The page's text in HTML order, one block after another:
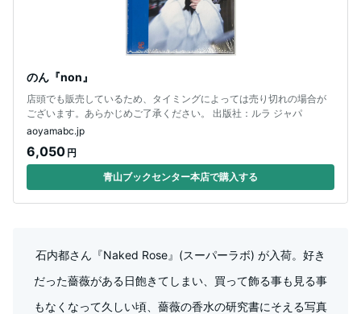
のん『non』
店頭でも販売しているため、タイミングによっては売り切れの場合が
ございます。あらかじめご了承ください。 出版社：ルラ ジャパ
aoyamabc.jp
6,050 円
青山ブックセンター本店で購入する
石内都さん『Naked Rose』(スーパーラボ) が入荷。好き
だった薔薇がある日飽きてしまい、買って飾る事も見る事
もなくなって久しい頃、薔薇の香水の研究書にそえる写真